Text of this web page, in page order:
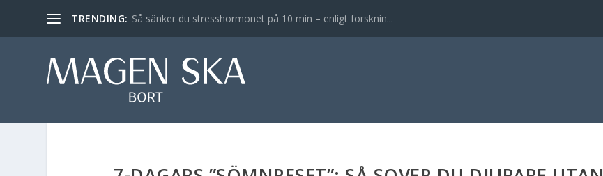
TRENDING: Så sänker du stresshormonet på 10 min – enligt forsknin...